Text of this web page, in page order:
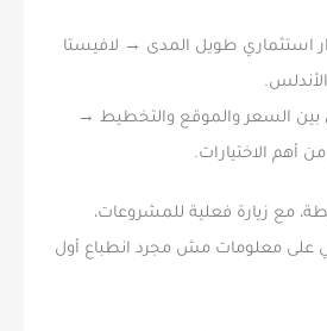
استثماري طويل المدى → لافيستا
بين السعر والموقع والتخطيط →
أهم الاختيارات.
مع زيارة فعلية للمشروعات،
على معلومات مش مجرد انطباع أول